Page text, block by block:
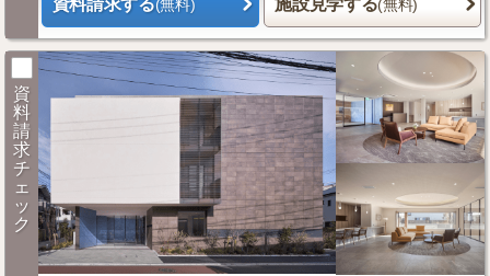
資料請求する(無料) 施設見学する(無料)
資
料
請
求
チ
ェ
ッ
ク